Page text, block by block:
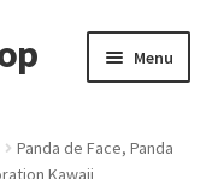
Menu
Panda de Face, Panda
Kawaii